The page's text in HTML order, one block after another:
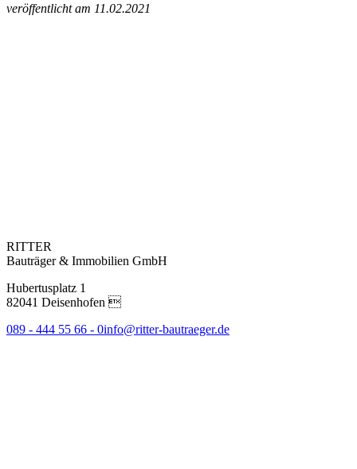
veröffentlicht am 11.02.2021
RITTER
Bauträger & Immobilien GmbH
Hubertusplatz 1
82041 Deisenhofen 
089 - 444 55 66 - 0info@ritter-bautraeger.de